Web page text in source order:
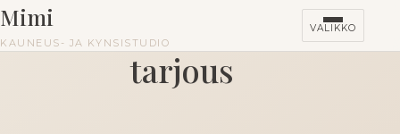
Mimi
KAUNEUS- JA KYNSISTUDIO
VALIKKO
tarjous